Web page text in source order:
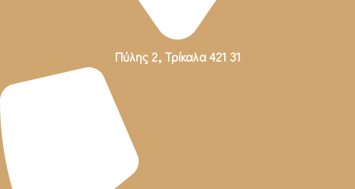
Πύλης 2, Τρίκαλα 421 31